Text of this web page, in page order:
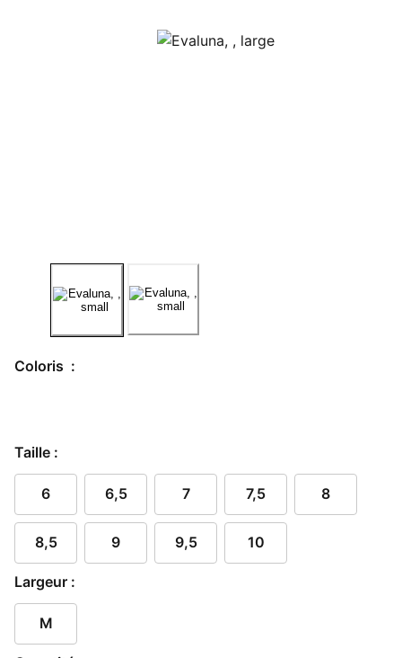
Coloris :
Taille :
6 6,5 7 7,5 8
8,5 9 9,5 10
Largeur :
M